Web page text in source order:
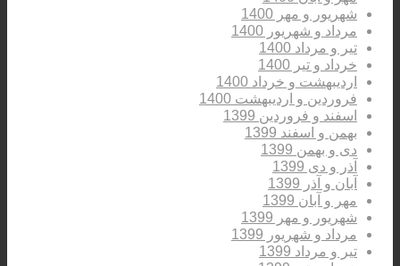
شهریور و مهر 1400
مرداد و شهریور 1400
تیر و مرداد 1400
خرداد و تیر 1400
اردیبهشت و خرداد 1400
فروردین و اردیبهشت 1400
اسفند و فروردین 1399
بهمن و اسفند 1399
دی و بهمن 1399
آذر و دی 1399
آبان و آذر 1399
مهر و آبان 1399
شهریور و مهر 1399
مرداد و شهریور 1399
تیر و مرداد 1399